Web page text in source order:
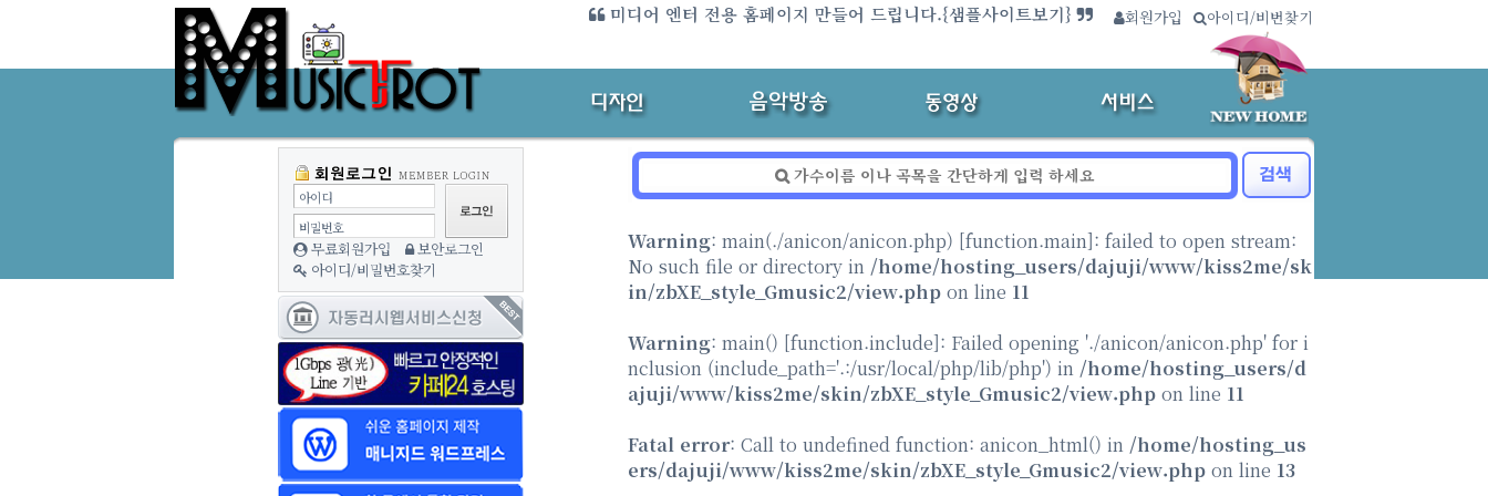
회원가입 아이디/비번찾기
미디어 엔터 전용 홈페이지 만들어 드립니다.{샘플사이트보기}
아이디
비밀번호
무료회원가입
보안로그인
아이디/비밀번호찾기
Warning: main(./anicon/anicon.php) [function.main]: failed to open stream:
No such file or directory in /home/hosting_users/dajuji/www/kiss2me/sk
in/zbXE_style_Gmusic2/view.php on line 11
Warning: main() [function.include]: Failed opening './anicon/anicon.php' for i
nclusion (include_path='.:/usr/local/php/lib/php') in /home/hosting_users/d
ajuji/www/kiss2me/skin/zbXE_style_Gmusic2/view.php on line 11
Fatal error: Call to undefined function: anicon_html() in /home/hosting_us
ers/dajuji/www/kiss2me/skin/zbXE_style_Gmusic2/view.php on line 13